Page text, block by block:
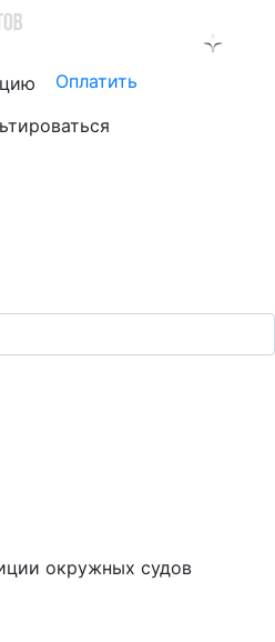
Оплатить
окружных судов